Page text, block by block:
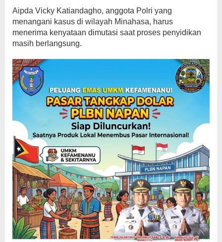
Aipda Vicky Katiandagho, anggota Polri yang
menangani kasus di wilayah Minahasa, harus
menerima kenyataan dimutasi saat proses penyidikan
masih berlangsung.